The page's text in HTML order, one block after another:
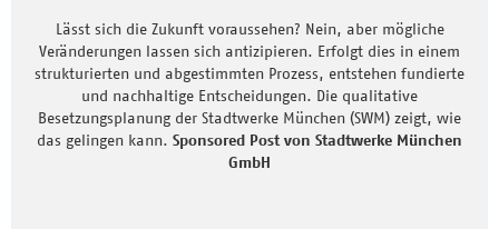
Lässt sich die Zukunft voraussehen? Nein, aber mögliche
Veränderungen lassen sich antizipieren. Erfolgt dies in einem
strukturierten und abgestimmten Prozess, entstehen fundierte
und nachhaltige Entscheidungen. Die qualitative
Besetzungsplanung der Stadtwerke München (SWM) zeigt, wie
das gelingen kann. Sponsored Post von Stadtwerke München
GmbH